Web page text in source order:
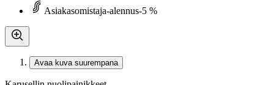
Asiakasomistaja-alennus-5 %
Avaa kuva suurempana